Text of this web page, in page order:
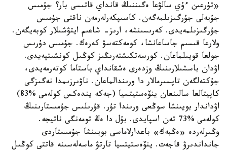
«تۇرعىن ءۇي سالۋعا ەگىننىڭ قانداي قاتىسى بار؟ جۇمىس
جۇيەلى جۇرگىزىلمەگەن. كاسىپكەرلەرمەن ناقتى جۇمىس
جۇرگىزىلمەيدى. كەرىسىنشە، ارىز- شاعىم ايتۋشىلار كوبەيگەن.
ولارعا قىسىم جاساعانشا، كومەكتەسۋ كەرەك. جۇمىس دۇرىس
جولعا قويىلماعان. كورسەتكىشتەرىڭىز كوڭىل كونشىتپەيدى.
اۋدان باسشىلارىنىڭ وزدەرى ەشقانداي باستاما كوتەرمەيدى،
جۇكتەلگەن تاپسىرمالار دا ورىندالماعان. ناۋىرزىمدا نەگىزگى
كاپيتالعا سالىنعان ينۆەستيتسيا (جەكە يندەكس كولەمى %83)
اۋداندار بويىنشا سوڭعى ورىندا تۇر. قۇرىلىس جۇمىستارىنىڭ
كولەمى %73 تەن اسپايدى. بۇل دا ەڭ تومەنگى ناتيجە.
وڭىرلەردە «ەڭبەك» باعدارلاماسى بويىنشا جۇمىستاردى
جانداندىرۋ قاجەت. ينۆەستيتسيا تارتۋ ماسەلەسىنە قاتتى كوڭىل